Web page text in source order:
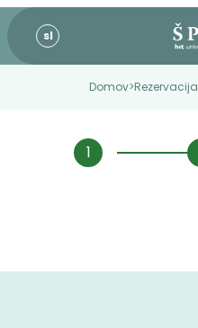
sl
Domov>Rezervacija